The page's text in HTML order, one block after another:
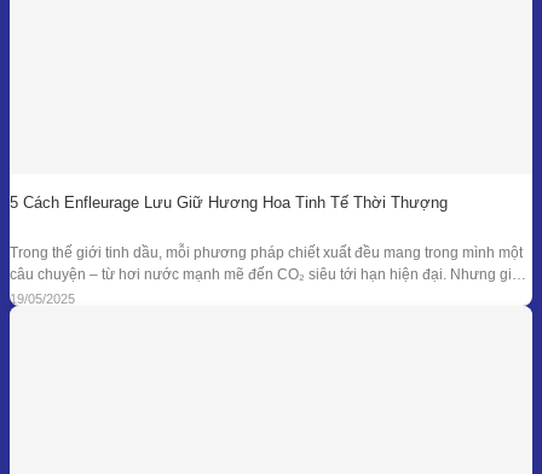
5 Cách Enfleurage Lưu Giữ Hương Hoa Tinh Tế Thời Thượng
Trong thế giới tinh dầu, mỗi phương pháp chiết xuất đều mang trong mình một
câu chuyện – từ hơi nước mạnh mẽ đến CO₂ siêu tới hạn hiện đại. Nhưng giữa
dòng chảy công nghệ ấy, enfleurage – một kỹ thuật cổ xưa và tinh tế – vẫn tồn
tại như một biểu tượng
19/05/2025